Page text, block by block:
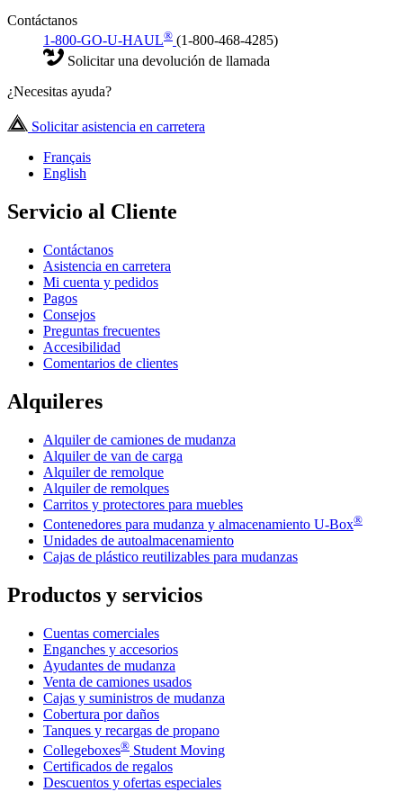
Contáctanos
1-800-GO-U-HAUL® (1-800-468-4285)
Solicitar una devolución de llamada
¿Necesitas ayuda?
Solicitar asistencia en carretera
Français
English
Servicio al Cliente
Contáctanos
Asistencia en carretera
Mi cuenta y pedidos
Pagos
Consejos
Preguntas frecuentes
Accesibilidad
Comentarios de clientes
Alquileres
Alquiler de camiones de mudanza
Alquiler de van de carga
Alquiler de remolque
Alquiler de remolques
Carritos y protectores para muebles
Contenedores para mudanza y almacenamiento U-Box®
Unidades de autoalmacenamiento
Cajas de plástico reutilizables para mudanzas
Productos y servicios
Cuentas comerciales
Enganches y accesorios
Ayudantes de mudanza
Venta de camiones usados
Cajas y suministros de mudanza
Cobertura por daños
Tanques y recargas de propano
Collegeboxes® Student Moving
Certificados de regalos
Descuentos y ofertas especiales